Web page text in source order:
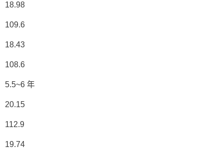
18.98
109.6
18.43
108.6
5.5~6 年
20.15
112.9
19.74